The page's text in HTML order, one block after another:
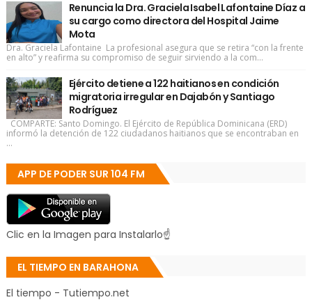
Renuncia la Dra. Graciela Isabel Lafontaine Díaz a
su cargo como directora del Hospital Jaime
Mota
Dra. Graciela Lafontaine La profesional asegura que se retira “con la frente
en alto” y reafirma su compromiso de seguir sirviendo a la com...
Ejército detiene a 122 haitianos en condición
migratoria irregular en Dajabón y Santiago
Rodríguez
COMPARTE: Santo Domingo. El Ejército de República Dominicana (ERD)
informó la detención de 122 ciudadanos haitianos que se encontraban en
...
APP DE PODER SUR 104 FM
Clic en la Imagen para Instalarlo☝
EL TIEMPO EN BARAHONA
El tiempo - Tutiempo.net